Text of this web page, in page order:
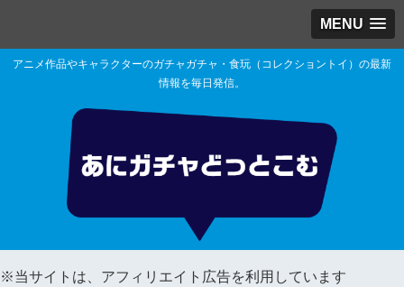
MENU
アニメ作品やキャラクターのガチャガチャ・食玩（コレクショントイ）の最新
情報を毎日発信。
※当サイトは、アフィリエイト広告を利用しています